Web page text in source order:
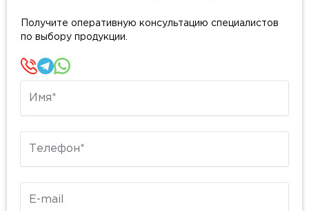
Получите оперативную консультацию специалистов
по выбору продукции.